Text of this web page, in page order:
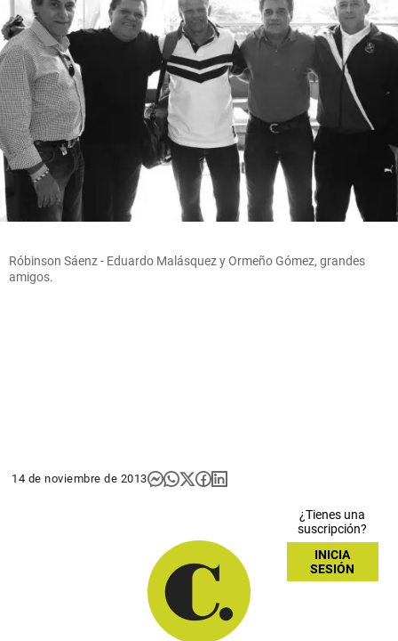
Róbinson Sáenz - Eduardo Malásquez y Ormeño Gómez, grandes
amigos.
14 de noviembre de 2013
¿Tienes una
suscripción?
INICIA
SESIÓN